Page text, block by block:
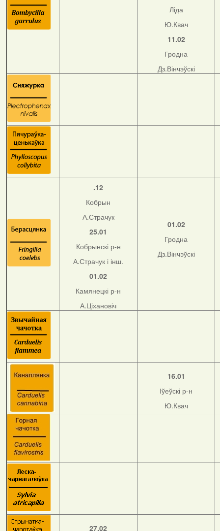
Ліда
Ю.Квач
11.02
Гродна
Дз.Вінчэўскі
.12
Кобрын
А.Страчук
25.01
Кобрынскі р-н
А.Страчук і інш.
01.02
Камянецкі р-н
А.Ціхановіч
01.02
Гродна
Дз.Вінчэўскі
16.01
Іўеўскі р-н
Ю.Квач
27.02